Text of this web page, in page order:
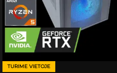
TURIME VIETOJE